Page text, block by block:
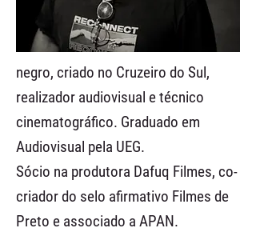
negro, criado no Cruzeiro do Sul,
realizador audiovisual e técnico
cinematográfico. Graduado em
Audiovisual pela UEG.
Sócio na produtora Dafuq Filmes, co-
criador do selo afirmativo Filmes de
Preto e associado a APAN.